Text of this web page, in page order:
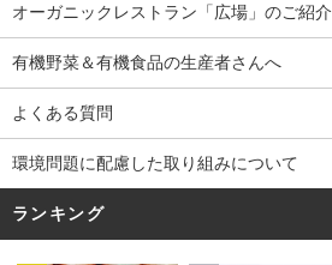
オーガニックレストラン「広場」のご紹介
有機野菜＆有機食品の生産者さんへ
よくある質問
環境問題に配慮した取り組みについて
ランキング